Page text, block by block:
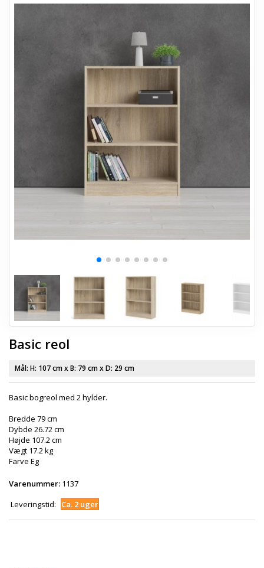
+
SPAR PENGE PÅ UDVALGTE VARER
Basic reol
Mål: H: 107 cmx B: 79 cmx D: 29 cm
Basic bogreol med 2 hylder.
Bredde 79 cm
Dybde 26.72 cm
Højde 107.2 cm
Vægt 17.2 kg
Farve Eg
Varenummer: 1137
Leveringstid:
Ca. 2 uger